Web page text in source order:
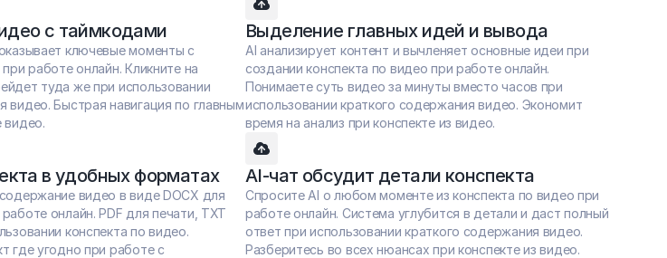
с таймкодами
ключевые моменты с
работе онлайн. Кликните на
туда же при использовании
видео. Быстрая навигация по главным
видео.
Выделение главных идей и вывода
AI анализирует контент и вычленяет основные идеи при
создании конспекта по видео при работе онлайн.
Понимаете суть видео за минуты вместо часов при
использовании краткого содержания видео. Экономит
время на анализ при конспекте из видео.
в удобных форматах
видео в виде DOCX для
онлайн. PDF для печати, TXT
конспекта по видео.
где угодно при работе с
AI-чат обсудит детали конспекта
Спросите AI о любом моменте из конспекта по видео при
работе онлайн. Система углубится в детали и даст полный
ответ при использовании краткого содержания видео.
Разберитесь во всех нюансах при конспекте из видео.